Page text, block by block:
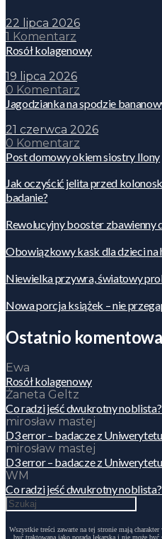
22 lipca 2026
1 Komentarz
Rosół kolagenowy
19 lipca 2026
0 Komentarz
Jagodzianka na spodzie
21 czerwca 2026
0 Komentarz
Post domowy okiem siostry Ilony
Jak oczyścić jelita przed
badanie?
Rewolucyjny booster zbawienny
Obowiązkowy kask dla dzieci na
Niewielka przywra, światowy
Nowa porcja książek – nie
Ostatnio
Ewa
Rosół kolagenowy
Żaneta Geltz
Co radzi jeść dwukrotny noblista?
mirosław mastej
D3 error – badacze z
mirosław mastej
D3 error – badacze z
WM
Co radzi jeść dwukrotny noblista?
Wszystkie treści zawarte na tej stronie mają